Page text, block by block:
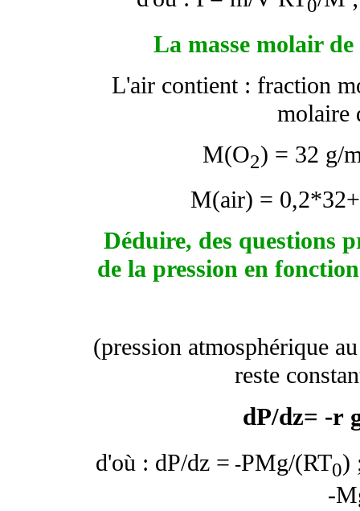
0
La masse molair
L'air contient : fraction
molaire
M(O2) = 32 g/
M(air) =
Déduire, des questions
de la pression en
(pression atmosphérique
reste
dP/dz= -r
d'où : dP/dz = -PMg/(RT0)
-